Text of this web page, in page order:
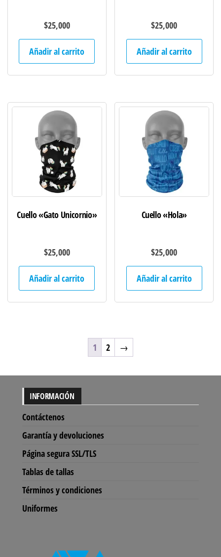
$25,000
Añadir al carrito
$25,000
Añadir al carrito
Cuello «Gato Unicornio»
$25,000
Añadir al carrito
Cuello «Hola»
$25,000
Añadir al carrito
1 2 →
INFORMACIÓN
Contáctenos
Garantía y devoluciones
Página segura SSL/TLS
Tablas de tallas
Términos y condiciones
Uniformes